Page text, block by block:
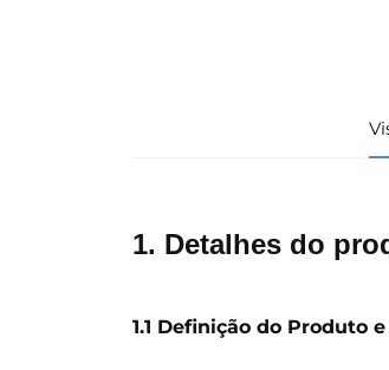
1. Detalhes do
1.1 Definição do Produto